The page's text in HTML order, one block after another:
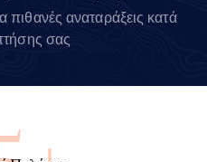
πιθανές αναταράξεις κατά
σας